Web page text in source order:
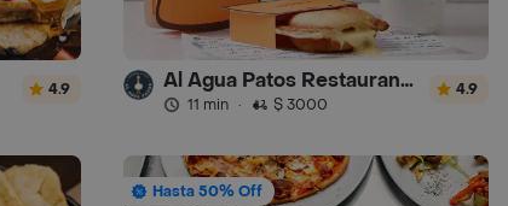
4.9 Al Agua Patos Restaurante - Turbo
11 min · $ 3000
4.9
Hasta 50% Off